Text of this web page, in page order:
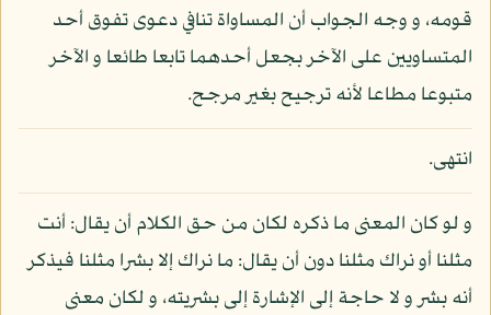
قومه، و وجه الجواب أن المساواة تنافي دعوى تفوق أحد
المتساويين على الآخر بجعل أحدهما تابعا طائعا و الآخر
متبوعا مطاعا لأنه ترجيح بغير مرجح.
انتهى.
و لو كان المعنى ما ذكره لكان من حق الكلام أن يقال: أنت
مثلنا أو نراك مثلنا دون أن يقال: ما نراك إلا بشرا مثلنا فيذكر
أنه بشر و لا حاجة إلى الإشارة إلى بشريته، و لكان معنى